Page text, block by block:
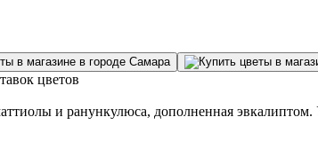
цветов
и ранункулюса, дополненная